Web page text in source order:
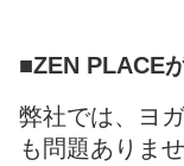
■ZEN PLACE
弊社では、ヨ
も問題ありませ